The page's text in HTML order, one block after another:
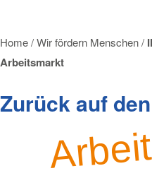
Home/Wir fördern Menschen/
Arbeitsmarkt
Zurück auf den